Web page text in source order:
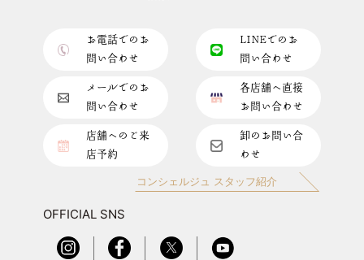
お電話でのお
問い合わせ
LINEでのお
問い合わせ
メールでのお
問い合わせ
各店舗へ直接
お問い合わせ
店舗へのご来
店予約
卸のお問い合
わせ
コンシェルジュ スタッフ紹介
OFFICIAL SNS